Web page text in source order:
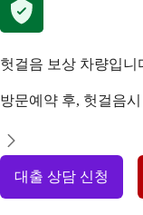
헛걸음 보상 차량입니
방문예약 후, 헛걸음
대출 상담 신청